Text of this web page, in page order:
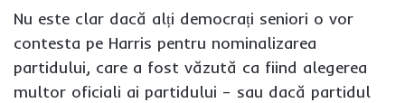
Nu este clar dacă alți democrați seniori o vor
contesta pe Harris pentru nominalizarea
partidului, care a fost văzută ca fiind alegerea
multor oficiali ai partidului – sau dacă partidul